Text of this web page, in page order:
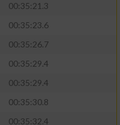
00:35:21.3
00:35:23.6
00:35:26.7
00:35:29.4
00:35:29.4
00:35:30.8
00:35:32.4